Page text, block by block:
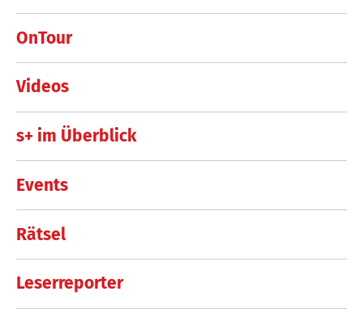
OnTour
Videos
s+ im Überblick
Events
Rätsel
Leserreporter